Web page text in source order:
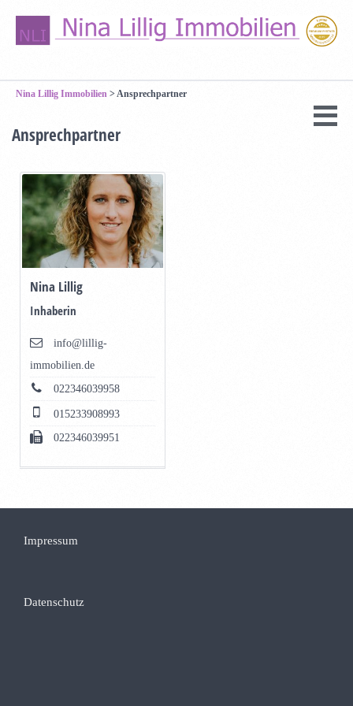
Nina Lillig Immobilien >Ansprechpartner
Ansprechpartner
Nina Lillig
Inhaberin
info@lillig-
immobilien.de
022346039958
015233908993
022346039951
Impressum
Datenschutz